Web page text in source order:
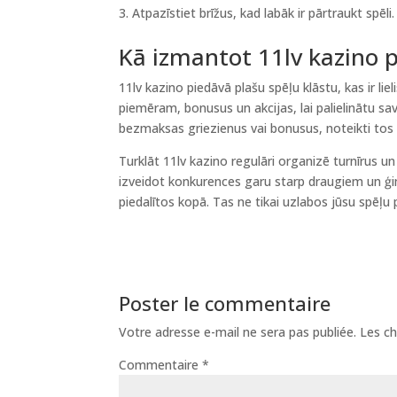
Atpazīstiet brīžus, kad labāk ir pārtraukt spēli.
Kā izmantot 11lv kazino
11lv kazino piedāvā plašu spēļu klāstu, kas ir
piemēram, bonusus un akcijas, lai palielinātu
bezmaksas griezienus vai bonusus, noteikti
Turklāt 11lv kazino regulāri organizē turnīrus
izveidot konkurences garu starp draugiem un
piedalītos kopā. Tas ne tikai uzlabos jūsu
Poster le commentaire
Votre adresse e-mail ne sera pas publiée. Les
Commentaire*